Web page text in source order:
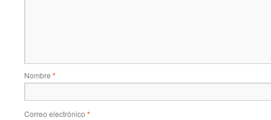
Nombre *
Correo electrónico *